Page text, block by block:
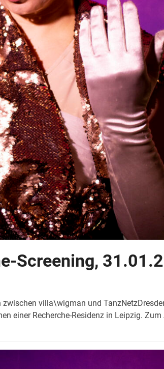
Screening,
villa\wigman und
einer Recherche-Residenz in Leipzig.